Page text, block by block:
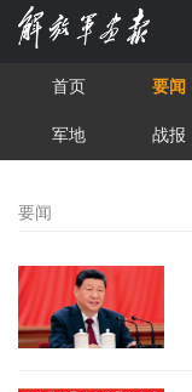
首页 要闻
军地 战报
要闻